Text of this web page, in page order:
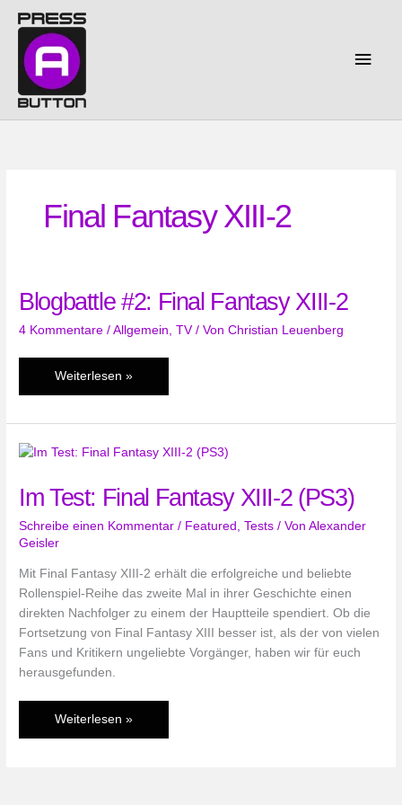
Inhalt
springen
Final Fantasy XIII-2
Blogbattle #2: Final Fantasy XIII-2
4 Kommentare /Allgemein,TV/ VonChristian Leuenberg
Blogbattle
#2:
XIII-
Weiterlesen »
Im Test: Final Fantasy XIII-2 (PS3)
Schreibe einen Kommentar / Featured ,Tests / VonAlexander
Geisler
Mit Final Fantasy XIII-2 erhält die erfolgreiche und beliebte
Rollenspiel-Reihe das zweite Mal in ihrer Geschichte einen
direkten Nachfolger zu einem der Hauptteile spendiert. Ob die
Fortsetzung von Final Fantasy XIII besser ist, als der von vielen
Fans und Kritikern ungeliebte Vorgänger, haben wir für euch
herausgefunden.
Im
Test:
Weiterlesen »